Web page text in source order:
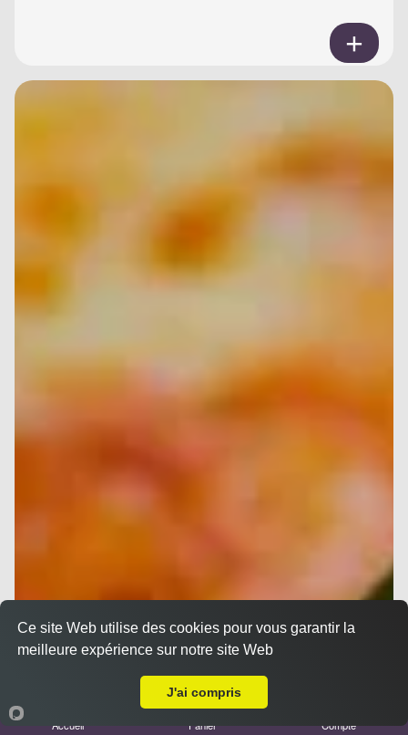
Accueil Panier Compte
Ce site Web utilise des cookies pour vous garantir la
meilleure expérience sur notre site Web
J'ai compris